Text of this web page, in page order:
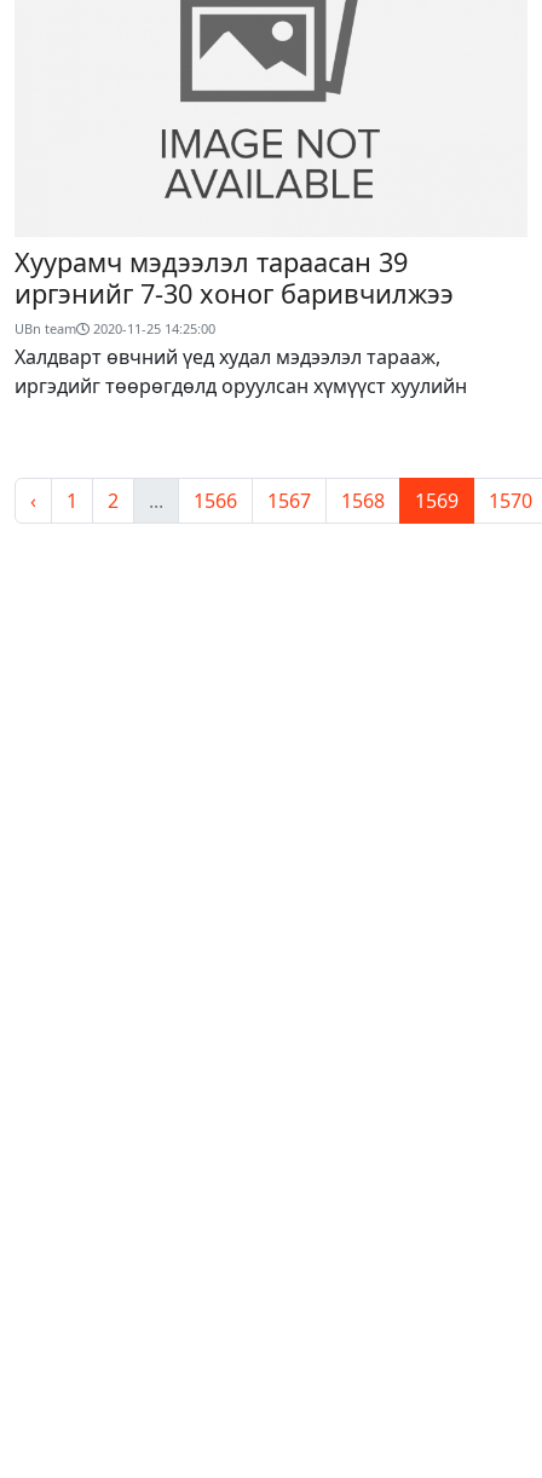
Хуурамч мэдээлэл тараасан 39
иргэнийг 7-30 хоног баривчилжээ
UBn team 2020-11-25 14:25:00
Халдварт өвчний үед худал мэдээлэл тарааж,
иргэдийг төөрөгдөлд оруулсан хүмүүст хуулийн
‹ 1 2 ... 1566 1567 1568 1569 1570